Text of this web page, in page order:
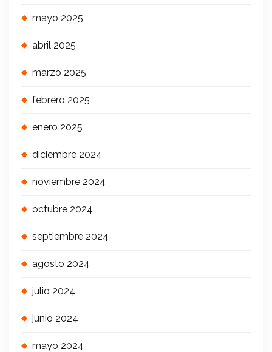
mayo 2025
abril 2025
marzo 2025
febrero 2025
enero 2025
diciembre 2024
noviembre 2024
octubre 2024
septiembre 2024
agosto 2024
julio 2024
junio 2024
mayo 2024